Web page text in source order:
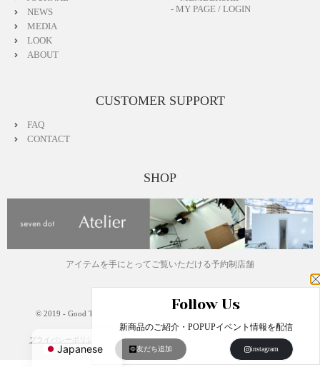
NEWS
MEDIA
LOOK
ABOUT
- MY PAGE / LOGIN
CUSTOMER SUPPORT
FAQ
CONTACT
SHOP
アイテムを手にとってご覧いただける予約制店舗
© 2019 - Good Things, Inc.
プライバシーポリシー 特定商取引法に基づく表記 運営会社
Japanese
Follow Us
新商品のご紹介・POPUPイベント情報を配信
友だち追加 instagram